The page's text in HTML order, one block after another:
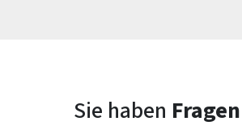
Sie haben